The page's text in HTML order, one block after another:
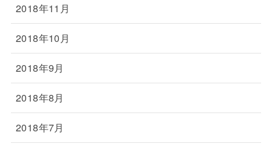
2018年11月
2018年10月
2018年9月
2018年8月
2018年7月